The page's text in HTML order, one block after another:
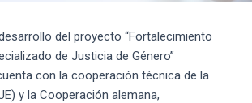
del proyecto “Fortalecimiento
de Justicia de Género”
con la cooperación técnica de la
y la Cooperación alemana,